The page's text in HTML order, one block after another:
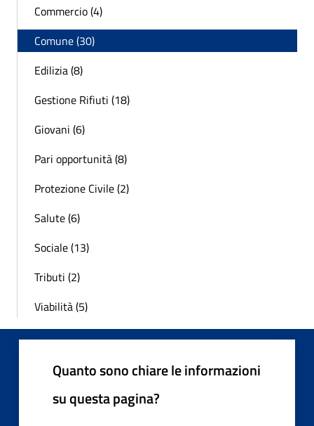
Commercio (4)
Comune (30)
Edilizia (8)
Gestione Rifiuti (18)
Giovani (6)
Pari opportunità (8)
Protezione Civile (2)
Salute (6)
Sociale (13)
Tributi (2)
Viabilità (5)
Quanto sono chiare le informazioni
su questa pagina?